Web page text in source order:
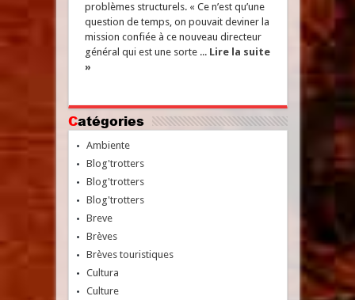
problèmes structurels. « Ce n’est qu’une
question de temps, on pouvait deviner la
mission confiée à ce nouveau directeur
général qui est une sorte ... Lire la suite
»
Catégories
Ambiente
Blog'trotters
Blog'trotters
Blog'trotters
Breve
Brèves
Brèves touristiques
Cultura
Culture